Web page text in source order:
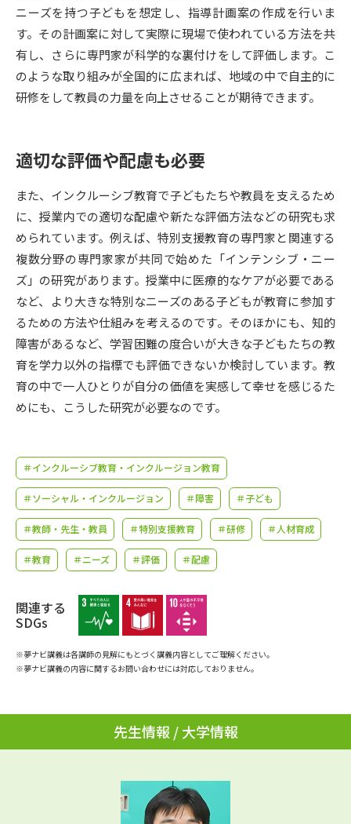
オープンキャンパス検索 実施プログラムから探す
来場型・Web型イベント特集 夢ナビライブ
併願校選び 受験スケジュールを立てよう
先輩が入学を決めた理由 テレメール全国一斉進学調査
新生活お役立ちガイド
学問発見 学問検索
学問のミニ講義「夢ナビ講義」 学問分野解説
学問の教科書 夢ナビライブ
ユーザーサポート
Ｑ＆Ａ よくあるご質問 大学進学IDについて
お支払いについて
受付内容・発送状況の確認
テレメール進学カタログ
訂正のご案内
ニーズを持つ子どもを想定し、指導計画案の作成を行いま
す。その計画案に対して実際に現場で使われている方法を共
有し、さらに専門家が科学的な裏付けをして評価します。こ
のような取り組みが全国的に広まれば、地域の中で自主的に
研修をして教員の力量を向上させることが期待できます。
適切な評価や配慮も必要
また、インクルーシブ教育で子どもたちや教員を支えるため
に、授業内での適切な配慮や新たな評価方法などの研究も求
められています。例えば、特別支援教育の専門家と関連する
複数分野の専門家家が共同で始めた「インテンシブ・ニー
ズ」の研究があります。授業中に医療的なケアが必要である
など、より大きな特別なニーズのある子どもが教育に参加す
るための方法や仕組みを考えるのです。そのほかにも、知的
障害があるなど、学習困難の度合いが大きな子どもたちの教
育を学力以外の指標でも評価できないか検討しています。教
育の中で一人ひとりが自分の価値を実感して幸せを感じるた
めにも、こうした研究が必要なのです。
＃インクルーシブ教育・インクルージョン教育
＃ソーシャル・インクルージョン ＃障害 ＃子ども
＃教師・先生・教員 ＃特別支援教育 ＃研修 ＃人材育成
＃教育 ＃ニーズ ＃評価 ＃配慮
関連する
SDGs
※夢ナビ講義は各講師の見解にもとづく講義内容としてご理解ください。
※夢ナビ講義の内容に関するお問い合わせには対応しておりません。
先生情報 / 大学情報